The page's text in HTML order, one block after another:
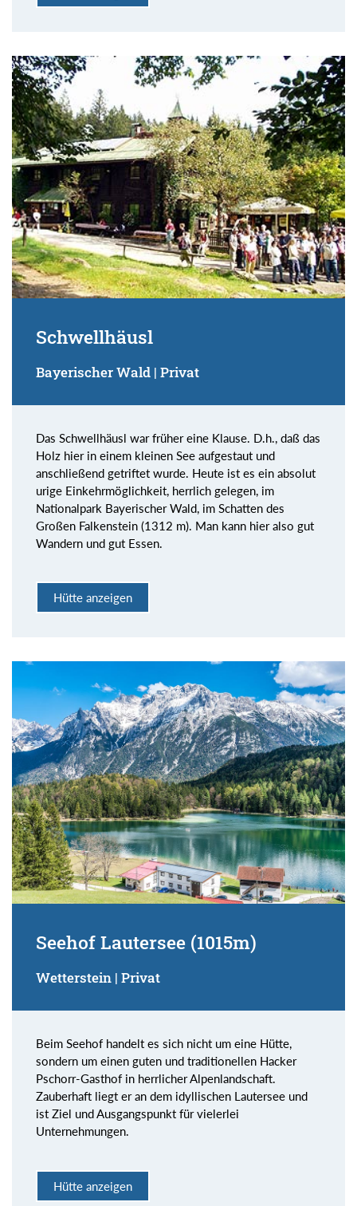
Schwellhäusl
Bayerischer Wald | Privat
Das Schwellhäusl war früher eine Klause. D.h., daß das
Holz hier in einem kleinen See aufgestaut und
anschließend getriftet wurde. Heute ist es ein absolut
urige Einkehrmöglichkeit, herrlich gelegen, im
Nationalpark Bayerischer Wald, im Schatten des
Großen Falkenstein (1312 m). Man kann hier also gut
Wandern und gut Essen.
Hütte anzeigen
Seehof Lautersee (1015m)
Wetterstein | Privat
Beim Seehof handelt es sich nicht um eine Hütte,
sondern um einen guten und traditionellen Hacker
Pschorr-Gasthof in herrlicher Alpenlandschaft.
Zauberhaft liegt er an dem idyllischen Lautersee und
ist Ziel und Ausgangspunkt für vielerlei
Unternehmungen.
Hütte anzeigen